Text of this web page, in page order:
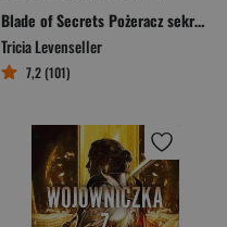
Blade of Secrets Pożeracz sekretów
Tricia Levenseller
7,2 (101)